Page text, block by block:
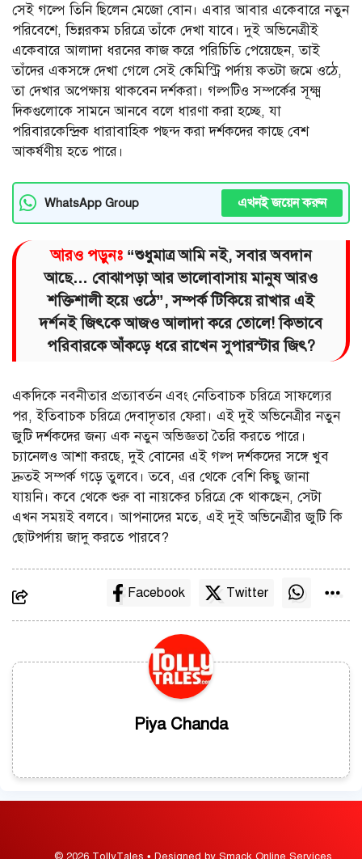
সেই গল্পে তিনি ছিলেন মেজো বোন। এবার আবার একেবারে নতুন
পরিবেশে, ভিন্নরকম চরিত্রে তাঁকে দেখা যাবে। দুই অভিনেত্রীই
একেবারে আলাদা ধরনের কাজ করে পরিচিতি পেয়েছেন, তাই
তাঁদের একসঙ্গে দেখা গেলে সেই কেমিস্ট্রি পর্দায় কতটা জমে ওঠে,
তা দেখার অপেক্ষায় থাকবেন দর্শকরা। গল্পটিও সম্পর্কের সূক্ষ্ম
দিকগুলোকে সামনে আনবে বলে ধারণা করা হচ্ছে, যা
পরিবারকেন্দ্রিক ধারাবাহিক পছন্দ করা দর্শকদের কাছে বেশ
আকর্ষণীয় হতে পারে।
WhatsApp Group এখনই জয়েন করুন
আরও পড়ুনঃ “শুধুমাত্র আমি নই, সবার অবদান
আছে… বোঝাপড়া আর ভালোবাসায় মানুষ আরও
শক্তিশালী হয়ে ওঠে”, সম্পর্ক টিকিয়ে রাখার এই
দর্শনই জিৎকে আজও আলাদা করে তোলে! কিভাবে
পরিবারকে আঁকড়ে ধরে রাখেন সুপারস্টার জিৎ?
একদিকে নবনীতার প্রত্যাবর্তন এবং নেতিবাচক চরিত্রে সাফল্যের
পর, ইতিবাচক চরিত্রে দেবাদৃতার ফেরা। এই দুই অভিনেত্রীর নতুন
জুটি দর্শকদের জন্য এক নতুন অভিজ্ঞতা তৈরি করতে পারে।
চ্যানেলও আশা করছে, দুই বোনের এই গল্প দর্শকদের সঙ্গে খুব
দ্রুতই সম্পর্ক গড়ে তুলবে। তবে, এর থেকে বেশি কিছু জানা
যায়নি। কবে থেকে শুরু বা নায়কের চরিত্রে কে থাকছেন, সেটা
এখন সময়ই বলবে। আপনাদের মতে, এই দুই অভিনেত্রীর জুটি কি
ছোটপর্দায় জাদু করতে পারবে?
Facebook Twitter
Piya Chanda